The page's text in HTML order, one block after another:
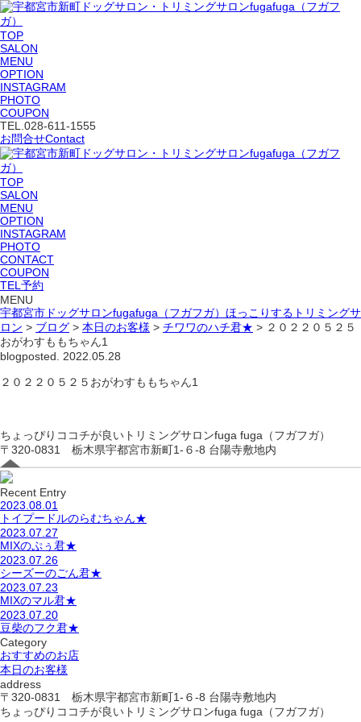
TOP
SALON
MENU
OPTION
INSTAGRAM
PHOTO
COUPON
TEL. 028-611-1555
お問合せContact
TOP
SALON
MENU
OPTION
INSTAGRAM
PHOTO
CONTACT
COUPON
TEL予約
MENU
宇都宮市ドッグサロンfugafuga（フガフガ）ほっこりするトリミングサ
ロン > ブログ > 本日のお客様 > チワワのハチ君★ > ２０２２０５２５
おがわすももちゃん1
blogposted. 2022.05.28
２０２２０５２５おがわすももちゃん1
ちょっぴりココチが良いトリミングサロンfuga fuga（フガフガ）
〒320-0831 栃木県宇都宮市新町1-６-8 台陽寺敷地内
Recent Entry
2023.08.01
トイプードルのらむちゃん★
2023.07.27
MIXのぷぅ君★
2023.07.26
シーズーのごん君★
2023.07.23
MIXのマル君★
2023.07.20
豆柴のフク君★
Category
おすすめのお店
本日のお客様
address
〒320-0831 栃木県宇都宮市新町1-６-8 台陽寺敷地内
ちょっぴりココチが良いトリミングサロンfuga fuga（フガフガ）